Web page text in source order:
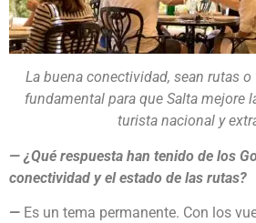
La buena conectividad, sean rutas
fundamental para que Salta mejore
turista nacional y
— ¿Qué respuesta han tenido de los
conectividad y el estado de las rutas?
— Es un tema permanente. Con los